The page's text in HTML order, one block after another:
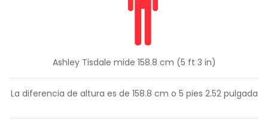
Ashley Tisdale mide 158.8 cm (5 ft 3 in)
La diferencia de altura es de 158.8 cm o 5 pies 2.52pulgada